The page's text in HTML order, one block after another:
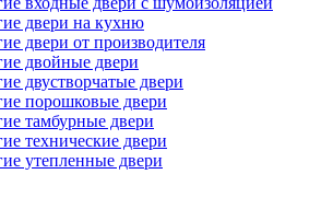
двери на кухню
двери от производителя
двойные двери
двустворчатые двери
порошковые двери
тамбурные двери
технические двери
утепленные двери